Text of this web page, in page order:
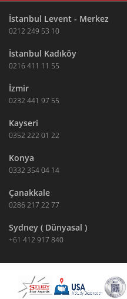
İstanbul Levent - Merkez
0212 249 53 10
İstanbul Kadıköy
0216 411 11 55
İzmir
0232 441 97 55
Kayseri
0352 222 01 22
Konya
0332 354 04 14
Çanakkale
0286 217 22 77
Sydney ( Dünyasal )
+61 412 917 840